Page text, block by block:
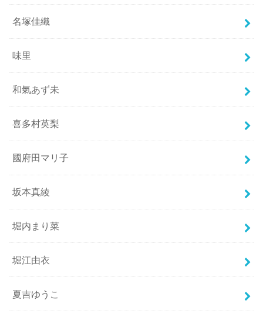
名塚佳織
味里
和氣あず未
喜多村英梨
國府田マリ子
坂本真綾
堀内まり菜
堀江由衣
夏吉ゆうこ